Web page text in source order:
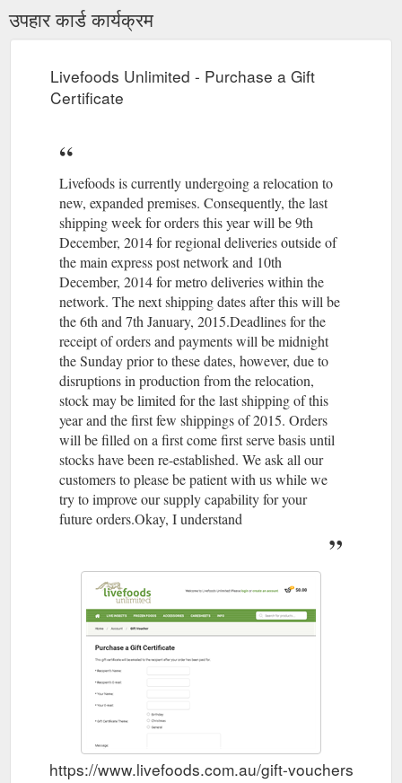
उपहार कार्ड कार्यक्रम
Livefoods Unlimited - Purchase a Gift
Certificate
Livefoods is currently undergoing a relocation to
new, expanded premises. Consequently, the last
shipping week for orders this year will be 9th
December, 2014 for regional deliveries outside of
the main express post network and 10th
December, 2014 for metro deliveries within the
network. The next shipping dates after this will be
the 6th and 7th January, 2015.Deadlines for the
receipt of orders and payments will be midnight
the Sunday prior to these dates, however, due to
disruptions in production from the relocation,
stock may be limited for the last shipping of this
year and the first few shippings of 2015. Orders
will be filled on a first come first serve basis until
stocks have been re-established. We ask all our
customers to please be patient with us while we
try to improve our supply capability for your
future orders.Okay, I understand
https://www.livefoods.com.au/gift-vouchers